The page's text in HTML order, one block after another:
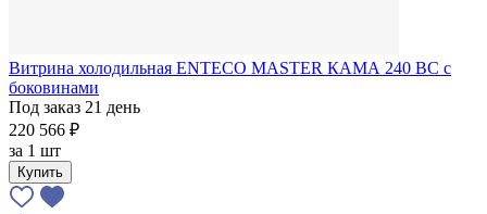
Витрина холодильная ENTECO MASTER КАМА 240 BC с
боковинами
Под заказ 21 день
220 566 ₽
за 1 шт
Купить